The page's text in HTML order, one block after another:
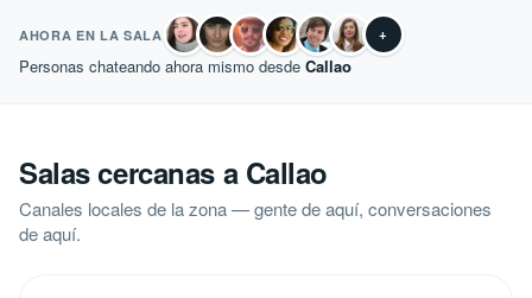
AHORA EN LA SALA +
Personas chateando ahora mismo desde Callao
Salas cercanas a Callao
Canales locales de la zona — gente de aquí, conversaciones
de aquí.